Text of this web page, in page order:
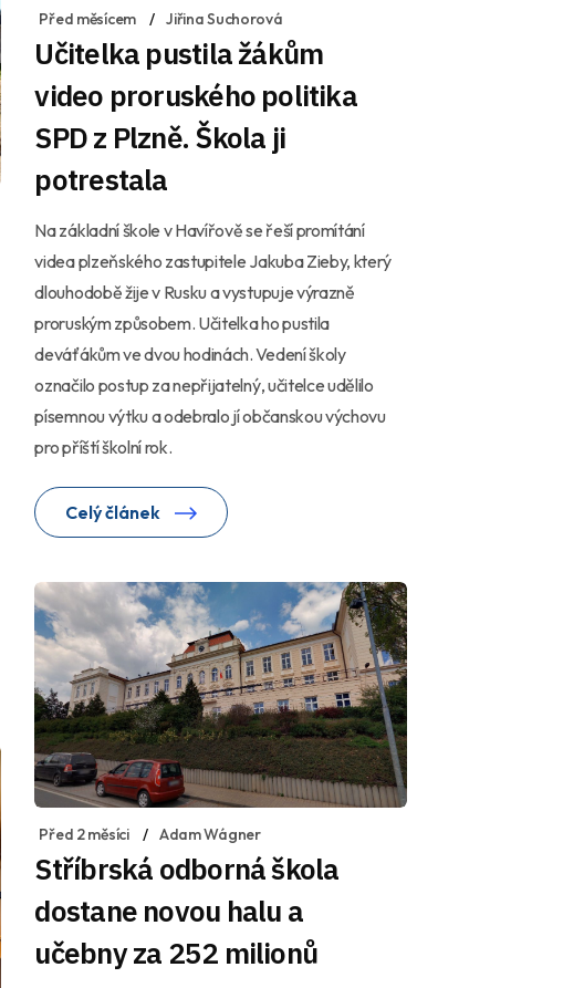
Před měsícem Jiřina Suchorová
Učitelka pustila žákům
video proruského politika
SPD z Plzně. Škola ji
potrestala
Na základní škole v Havířově se řeší promítání
videa plzeňského zastupitele Jakuba Zieby, který
dlouhodobě žije v Rusku a vystupuje výrazně
proruským způsobem. Učitelka ho pustila
deváťákům ve dvou hodinách. Vedení školy
označilo postup za nepřijatelný, učitelce udělilo
písemnou výtku a odebralo jí občanskou výchovu
pro příští školní rok.
Celý článek
Před 2 měsíci Adam Wágner
Stříbrská odborná škola
dostane novou halu a
učebny za 252 milionů